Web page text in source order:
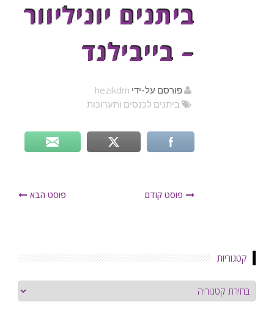
ביתנים יוניליוור
– בייבילנד
פורסם על-ידי hezikdm
ביתנים לכנסים ותערוכות
פוסט קודם פוסט הבא
קטגוריות
קטגוריות